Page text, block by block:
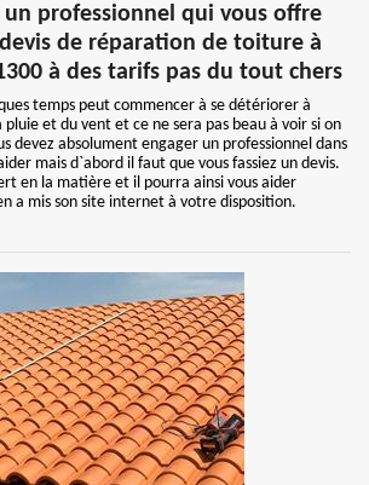
un professionnel qui vous offre
devis de réparation de toiture à
à des tarifs pas du tout chers
temps peut commencer à se détériorer à
pluie et du vent et ce ne sera pas beau à voir si on
devez absolument engager un professionnel dans
mais d`abord il faut que vous fassiez un devis.
en la matière et il pourra ainsi vous aider
a mis son site internet à votre disposition.